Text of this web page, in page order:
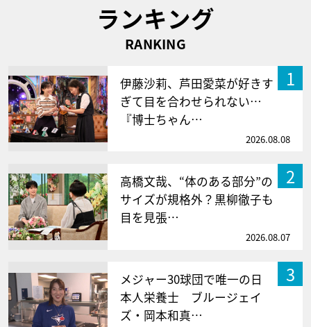
ランキング
RANKING
1
伊藤沙莉、芦田愛菜が好きす
ぎて目を合わせられない…
『博士ちゃん…
2026.08.08
2
高橋文哉、“体のある部分”の
サイズが規格外？黒柳徹子も
目を見張…
2026.08.07
3
メジャー30球団で唯一の日
本人栄養士 ブルージェイ
ズ・岡本和真…